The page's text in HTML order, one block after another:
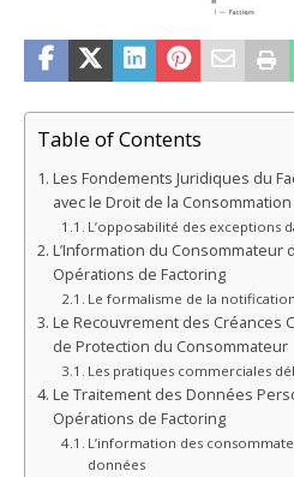
Table of Contents
Les Fondements Juridiques du
avec le Droit de la Consommation
L’opposabilité des exceptions
L’Information du Consommateur
Opérations de Factoring
Le formalisme de la
Le Recouvrement des Créances
de Protection du Consommateur
Les pratiques commerciales
Le Traitement des Données
Opérations de Factoring
L’information des
données